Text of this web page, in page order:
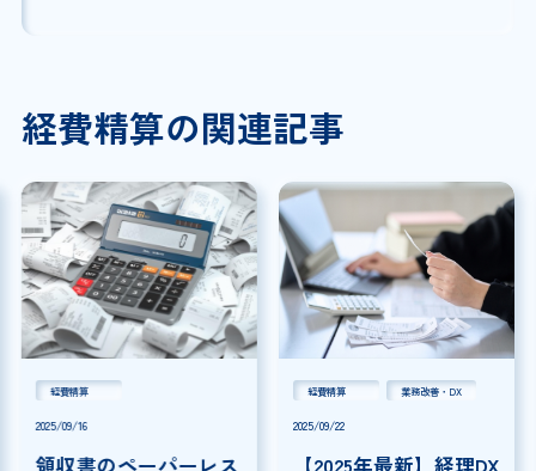
経費精算の関連記事
経費精算
2025/09/16
領収書のペーパーレス
経費精算 業務改善・DX
2025/09/22
【2025年最新】経理DX